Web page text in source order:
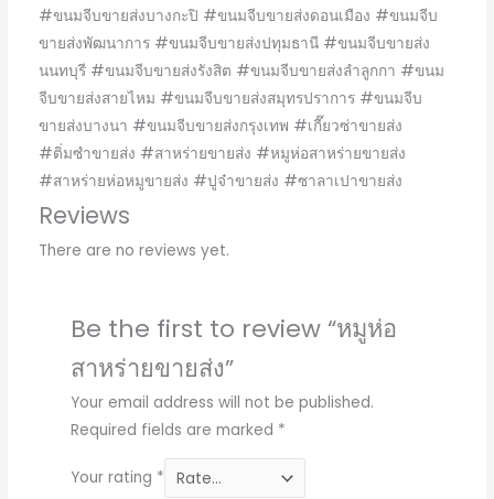
#ขนมจีบขายส่งบางกะปิ #ขนมจีบขายส่งดอนเมือง #ขนมจีบ
ขายส่งพัฒนาการ #ขนมจีบขายส่งปทุมธานี #ขนมจีบขายส่ง
นนทบุรี #ขนมจีบขายส่งรังสิต #ขนมจีบขายส่งลำลูกกา #ขนม
จีบขายส่งสายไหม #ขนมจีบขายส่งสมุทรปราการ #ขนมจีบ
ขายส่งบางนา #ขนมจีบขายส่งกรุงเทพ #เกี๊ยวซ่าขายส่ง
#ติ่มซำขายส่ง #สาหร่ายขายส่ง #หมูห่อสาหร่ายขายส่ง
#สาหร่ายห่อหมูขายส่ง #ปูจ๋าขายส่ง #ซาลาเปาขายส่ง
Reviews
There are no reviews yet.
Be the first to review “หมูห่อ
สาหร่ายขายส่ง”
Your email address will not be published.
Required fields are marked *
Your rating *